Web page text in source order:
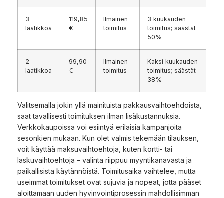
3
laatikkoa
119,85
€
Ilmainen
toimitus
3 kuukauden
toimitus; säästät
50%
2
laatikkoa
99,90
€
Ilmainen
toimitus
Kaksi kuukauden
toimitus; säästät
38%
Valitsemalla jokin yllä mainituista pakkausvaihtoehdoista,
saat tavallisesti toimituksen ilman lisäkustannuksia.
Verkkokaupoissa voi esiintyä erilaisia kampanjoita
sesonkien mukaan. Kun olet valmis tekemään tilauksen,
voit käyttää maksuvaihtoehtoja, kuten kortti- tai
laskuvaihtoehtoja – valinta riippuu myyntikanavasta ja
paikallisista käytännöistä. Toimitusaika vaihtelee, mutta
useimmat toimitukset ovat sujuvia ja nopeat, jotta pääset
aloittamaan uuden hyvinvointiprosessin mahdollisimman